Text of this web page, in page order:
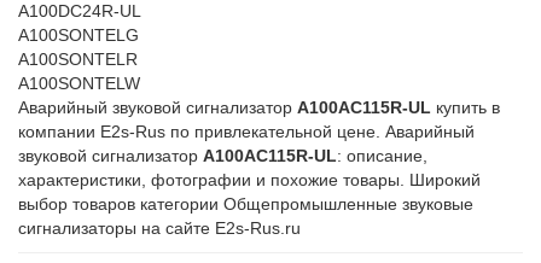
A100DC24R-UL
A100SONTELG
A100SONTELR
A100SONTELW
Аварийный звуковой сигнализатор A100AC115R-UL купить в
компании E2s-Rus по привлекательной цене. Аварийный
звуковой сигнализатор A100AC115R-UL: описание,
характеристики, фотографии и похожие товары. Широкий
выбор товаров категории Общепромышленные звуковые
сигнализаторы на сайте E2s-Rus.ru